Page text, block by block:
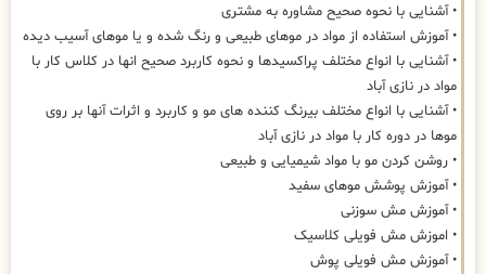
• آشنایی با نحوه صحیح مشاوره به مشتری
• آموزش استفاده از مواد در موهای طبیعی و رنگ شده و یا موهای آسیب دیده
• آشنایی با انواع مختلف پراکسیدها و نحوه کاربرد صحیح انها در کلاس کار با
مواد در نازی آباد
• آشنایی با انواع مختلف بیرنگ کننده های مو و کاربرد و اثرات آنها بر روی
موها در دوره کار با مواد در نازی آباد
• روشن کردن مو با مواد شیمیایی و طبیعی
• آموزش پوشش موهای سفید
• آموزش مش سوزنی
• اموزش مش فویلی کلاسیک
• آموزش مش فویلی پوش